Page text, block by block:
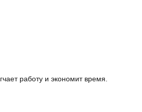
работу и экономит время.